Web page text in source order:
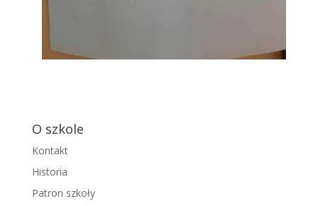
O szkole
Kontakt
Historia
Patron szkoły